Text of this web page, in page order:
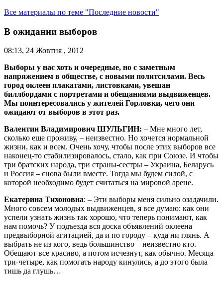
Все материалы по теме "Последние новости"
В ожидании выборов
08:13, 24 Жовтня , 2012
Выборы у нас хоть и очередные, но с заметным
напряжением в обществе, с новыми политсилами. Весь
город оклеен плакатами, листовками, увешан
биллбордами с портретами и обещаниями выдвиженцев.
Мы поинтересовались у жителей Горловки, чего они
ожидают от выборов в этот раз.
Валентин Владимирович ШУЛЬГИН: – Мне много лет,
сколько еще проживу, – неизвестно. Но хочется нормальной
жизни, как и всем. Очень хочу, чтобы после этих выборов все
наконец-то стабилизировалось, стало, как при Союзе. И чтобы
три братских народа, три страны-сестры – Украина, Беларусь
и Россия – снова были вместе. Тогда мы будем силой, с
которой необходимо будет считаться на мировой арене.
Екатерина Тихоновна: – Эти выборы меня сильно озадачили.
Много совсем молодых выдвиженцев, я все думаю: как они
успели узнать жизнь так хорошо, что теперь понимают, как
нам помочь? У подъезда вся доска объявлений оклеена
предвыборной агитацией, да и по городу – куда ни глянь. А
выбрать не из кого, ведь большинство – неизвестно кто.
Обещают все красиво, а потом исчезнут, как обычно. Месяца
три-четыре, как помогать народу кинулись, а до этого была
тишь да глушь…